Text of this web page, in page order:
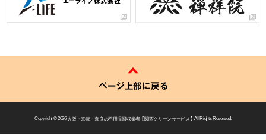
ページ上部に戻る
Copyright © 2026大阪・京都・奈良の不用品回収業者 【 関西クリーンサービス 】 All Rights Reserved.